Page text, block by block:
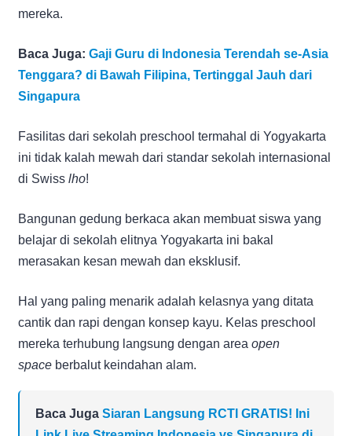
mereka.
Baca Juga: Gaji Guru di Indonesia Terendah se-Asia
Tenggara? di Bawah Filipina, Tertinggal Jauh dari
Singapura
Fasilitas dari sekolah preschool termahal di Yogyakarta
ini tidak kalah mewah dari standar sekolah internasional
di Swiss lho!
Bangunan gedung berkaca akan membuat siswa yang
belajar di sekolah elitnya Yogyakarta ini bakal
merasakan kesan mewah dan eksklusif.
Hal yang paling menarik adalah kelasnya yang ditata
cantik dan rapi dengan konsep kayu. Kelas preschool
mereka terhubung langsung dengan area open
space berbalut keindahan alam.
Baca Juga Siaran Langsung RCTI GRATIS! Ini